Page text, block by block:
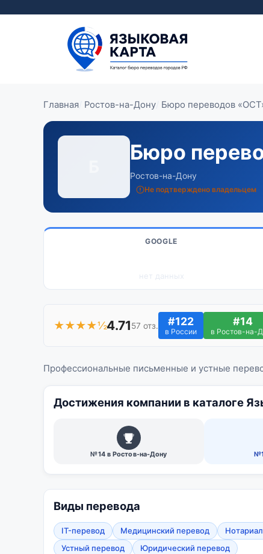
содержимому
Главная Ростов-на-Дону Бюро переводов
Бюро
Ростов-на-Дону
Не подтверждено владельцем
GOOGLE
нет данных
★★★★½4.7157 отз. #122
в России
#14
в Ростов-на-
Профессиональные письменные и устные
Достижения компании в каталоге
№14 в Ростов-на-Дону
Виды перевода
IT-перевод Медицинский перевод
Устный перевод
Юридический перевод